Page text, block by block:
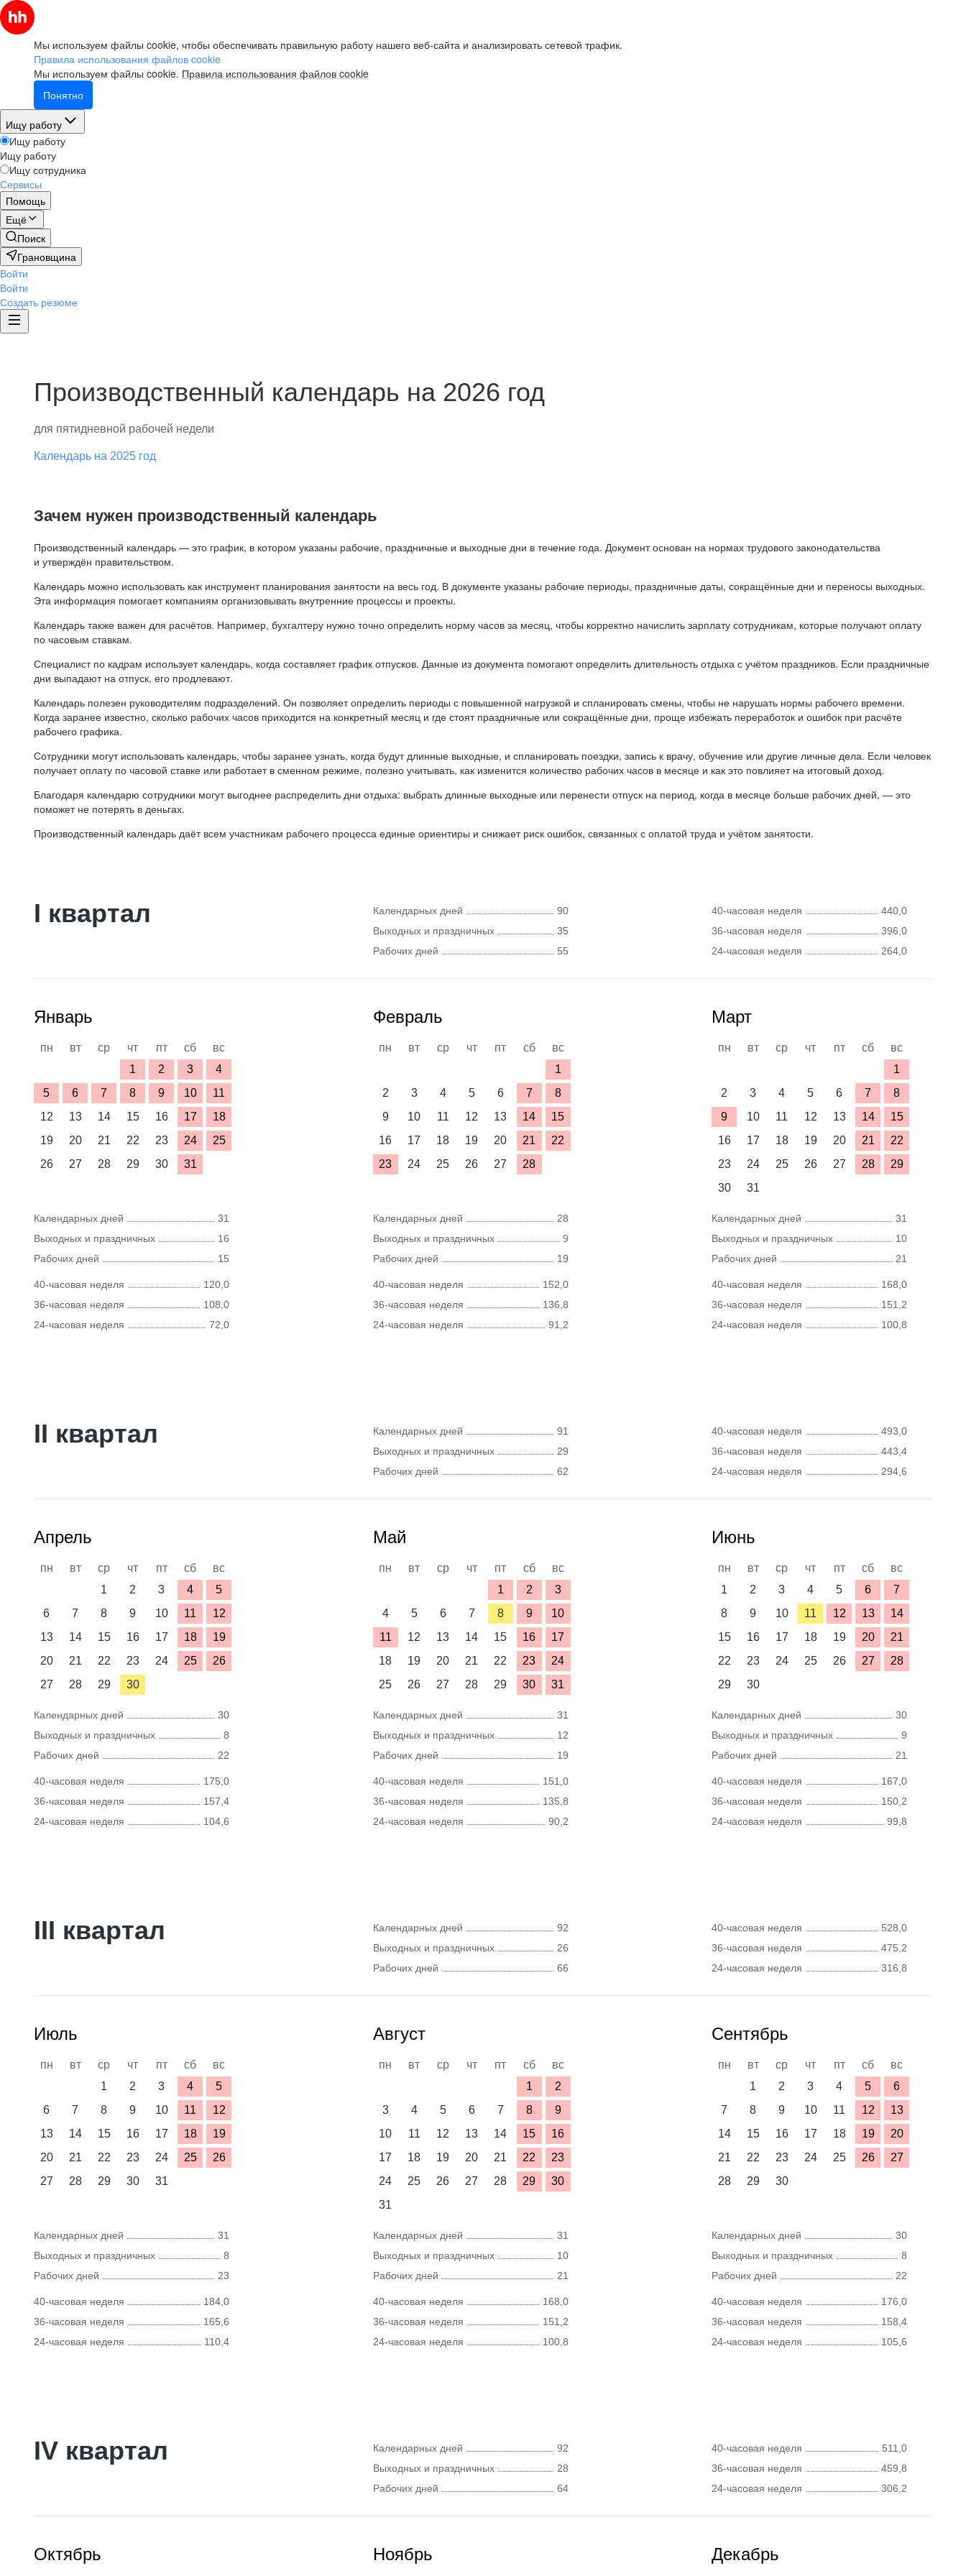
Мы используем файлы cookie, чтобы обеспечивать правильную работу нашего веб-сайта и анализировать сетевой трафик.
Правила использования файлов cookie
Мы используем файлы cookie. Правила использования файлов cookie
Понятно
Ищу работу
Ищу работу
Ищу работу
Ищу сотрудника
Сервисы
Помощь
Ещё
Поиск
Грановщина
Войти
Войти
Создать резюме
Производственный календарь на 2026 год
для пятидневной рабочей недели
Календарь на 2025 год
Зачем нужен производственный календарь
Производственный календарь — это график, в котором указаны рабочие, праздничные и выходные дни в течение года. Документ основан на нормах трудового законодательства
и утверждён правительством.
Календарь можно использовать как инструмент планирования занятости на весь год. В документе указаны рабочие периоды, праздничные даты, сокращённые дни и переносы выходных.
Эта информация помогает компаниям организовывать внутренние процессы и проекты.
Календарь также важен для расчётов. Например, бухгалтеру нужно точно определить норму часов за месяц, чтобы корректно начислить зарплату сотрудникам, которые получают оплату
по часовым ставкам.
Специалист по кадрам использует календарь, когда составляет график отпусков. Данные из документа помогают определить длительность отдыха с учётом праздников. Если праздничные
дни выпадают на отпуск, его продлевают.
Календарь полезен руководителям подразделений. Он позволяет определить периоды с повышенной нагрузкой и спланировать смены, чтобы не нарушать нормы рабочего времени.
Когда заранее известно, сколько рабочих часов приходится на конкретный месяц и где стоят праздничные или сокращённые дни, проще избежать переработок и ошибок при расчёте
рабочего графика.
Сотрудники могут использовать календарь, чтобы заранее узнать, когда будут длинные выходные, и спланировать поездки, запись к врачу, обучение или другие личные дела. Если человек
получает оплату по часовой ставке или работает в сменном режиме, полезно учитывать, как изменится количество рабочих часов в месяце и как это повлияет на итоговый доход.
Благодаря календарю сотрудники могут выгоднее распределить дни отдыха: выбрать длинные выходные или перенести отпуск на период, когда в месяце больше рабочих дней, — это
поможет не потерять в деньгах.
Производственный календарь даёт всем участникам рабочего процесса единые ориентиры и снижает риск ошибок, связанных с оплатой труда и учётом занятости.
I квартал Календарных дней
90
Выходных и праздничных
35
Рабочих дней
55
40-часовая неделя
440,0
36-часовая неделя
396,0
24-часовая неделя
264,0
Январь
пн вт ср чт пт сб
вс
1
2 3
4
5
6 7 8 9 10
11
12
13 14 15 16 17
18
19
20 21 22 23 24
25
26
27 28 29 30 31
Календарных дней
31
Выходных и праздничных
16
Рабочих дней
15
40-часовая неделя
120,0
36-часовая неделя
108,0
24-часовая неделя
72,0
Февраль
пн вт ср чт пт сб
вс
1
2
3 4 5 6 7
8
9
10 11 12 13 14
15
16
17 18 19 20 21
22
23
24 25 26 27 28
Календарных дней
28
Выходных и праздничных
9
Рабочих дней
19
40-часовая неделя
152,0
36-часовая неделя
136,8
24-часовая неделя
91,2
Март
пн вт ср чт пт сб
вс
1
2
3 4 5 6 7
8
9
10 11 12 13 14
15
16
17 18 19 20 21
22
23
24 25 26 27 28
29
30
31
Календарных дней
31
Выходных и праздничных
10
Рабочих дней
21
40-часовая неделя
168,0
36-часовая неделя
151,2
24-часовая неделя
100,8
II квартал Календарных дней
91
Выходных и праздничных
29
Рабочих дней
62
40-часовая неделя
493,0
36-часовая неделя
443,4
24-часовая неделя
294,6
Апрель
пн вт ср чт пт сб
вс
1
2 3 4
5
6
7 8 9 10 11
12
13
14 15 16 17 18
19
20
21 22 23 24 25
26
27
28 29 30
Календарных дней
30
Выходных и праздничных
8
Рабочих дней
22
40-часовая неделя
175,0
36-часовая неделя
157,4
24-часовая неделя
104,6
Май
пн вт ср чт пт сб
вс
1
2
3
4
5 6 7 8 9
10
11
12 13 14 15 16
17
18
19 20 21 22 23
24
25
26 27 28 29 30 31
Календарных дней
31
Выходных и праздничных
12
Рабочих дней
19
40-часовая неделя
151,0
36-часовая неделя
135,8
24-часовая неделя
90,2
Июнь
пн вт ср чт пт сб
вс
1
2 3 4 5 6
7
8
9 10 11 12 13
14
15
16 17 18 19 20
21
22
23 24 25 26 27
28
29
30
Календарных дней
30
Выходных и праздничных
9
Рабочих дней
21
40-часовая неделя
167,0
36-часовая неделя
150,2
24-часовая неделя
99,8
III квартал Календарных дней
92
Выходных и праздничных
26
Рабочих дней
66
40-часовая неделя
528,0
36-часовая неделя
475,2
24-часовая неделя
316,8
Июль
пн вт ср чт пт сб
вс
1
2 3 4
5
6
7 8 9 10 11
12
13
14 15 16 17 18
19
20
21 22 23 24 25
26
27
28 29 30 31
Календарных дней
31
Выходных и праздничных
8
Рабочих дней
23
40-часовая неделя
184,0
36-часовая неделя
165,6
24-часовая неделя
110,4
Август
пн вт ср чт пт сб
вс
1
2
3
4 5 6 7 8
9
10
11 12 13 14 15
16
17
18 19 20 21 22
23
24
25 26 27 28 29
30
31
Календарных дней
31
Выходных и праздничных
10
Рабочих дней
21
40-часовая неделя
168,0
36-часовая неделя
151,2
24-часовая неделя
100,8
Сентябрь
пн вт ср чт пт сб
вс
1
2 3 4 5
6
7
8 9 10 11 12
13
14
15 16 17 18 19
20
21
22 23 24 25 26
27
28
29 30
Календарных дней
30
Выходных и праздничных
8
Рабочих дней
22
40-часовая неделя
176,0
36-часовая неделя
158,4
24-часовая неделя
105,6
IV квартал Календарных дней
92
Выходных и праздничных
28
Рабочих дней
64
40-часовая неделя
511,0
36-часовая неделя
459,8
24-часовая неделя
306,2
Октябрь Ноябрь Декабрь